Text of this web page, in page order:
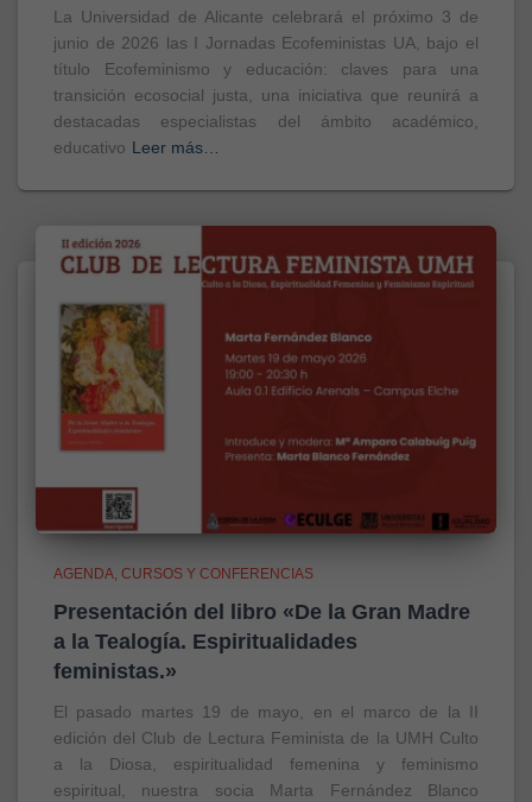
La Universidad de Alicante celebrará el próximo 3 de
junio de 2026 las I Jornadas Ecofeministas UA, bajo el
título Ecofeminismo y educación: claves para una
transición ecosocial justa, una iniciativa que reunirá a
destacadas especialistas del ámbito académico,
educativo Leer más…
AGENDA CURSOS Y CONFERENCIAS
Presentación del libro «De la Gran Madre
a la Tealogía. Espiritualidades
feministas.»
El pasado martes 19 de mayo, en el marco de la II
edición del Club de Lectura Feminista de la UMH Culto
a la Diosa, espiritualidad femenina y feminismo
espiritual, nuestra socia Marta Fernández Blanco